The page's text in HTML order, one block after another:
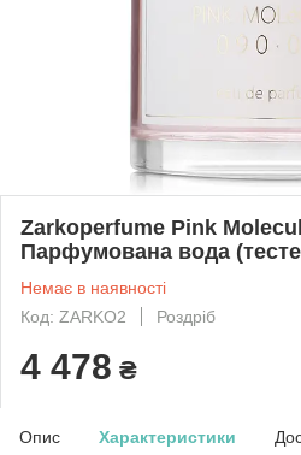
Zarkoperfume Pink
Парфумована вода
Немає в наявності
Код: ZARKO2
Роздріб
4 478 ₴
Опис Характеристики